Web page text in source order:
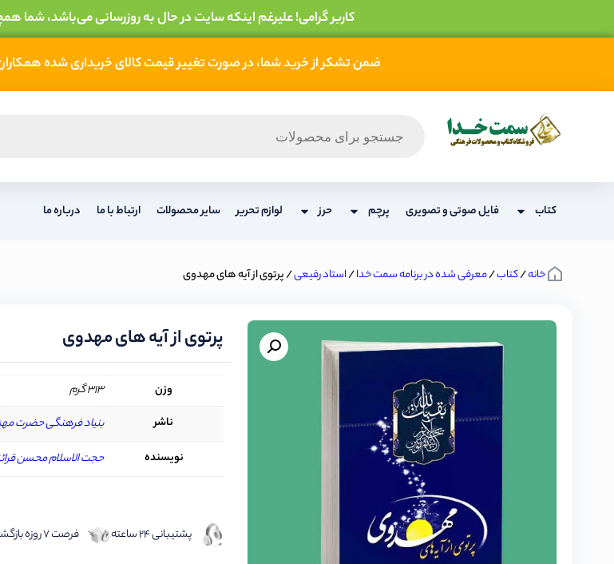
کاربر گرامی! علیرغم اینکه سایت در حال به روزرسانی می‌باشد، شما
ضمن تشکر از خرید شما، در صورت تغییر قیمت کالای خریداری شده
کتاب فایل صوتی و تصویری پرچم حرز لوازم تحریر سایر محصولات ارتباط با ما درباره ما
خانه/کتاب/معرفی شده در برنامه سمت خدا/استاد رفیعی/ پرتوی از آیه های مهدوی
پرتوی از آیه های مهدوی
وزن
313 گرم
ناشر
بنیاد فرهنگی حضرت
نویسنده
حجت الاسلام محسن
پشتیبانی 24 ساعته فرصت 7 روزه بازگشت کالا